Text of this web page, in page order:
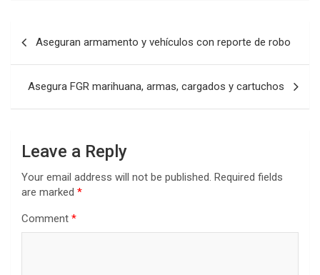
navigation
Aseguran armamento y vehículos con reporte de robo
Asegura FGR marihuana, armas, cargados y cartuchos
Leave a Reply
Your email address will not be published. Required fields
are marked *
Comment *